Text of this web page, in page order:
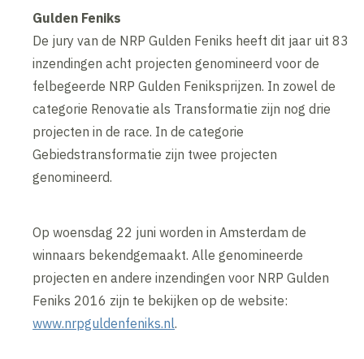
Gulden Feniks
De jury van de NRP Gulden Feniks heeft dit jaar uit 83
inzendingen acht projecten genomineerd voor de
felbegeerde NRP Gulden Feniksprijzen. In zowel de
categorie Renovatie als Transformatie zijn nog drie
projecten in de race. In de categorie
Gebiedstransformatie zijn twee projecten
genomineerd.
Op woensdag 22 juni worden in Amsterdam de
winnaars bekendgemaakt. Alle genomineerde
projecten en andere inzendingen voor NRP Gulden
Feniks 2016 zijn te bekijken op de website:
www.nrpguldenfeniks.nl.